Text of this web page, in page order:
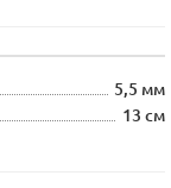
5,5 мм
13 см